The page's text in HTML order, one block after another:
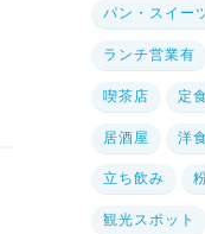
パン・スイー
ランチ営業有
喫茶店 定
居酒屋 洋
立ち飲み
観光スポット